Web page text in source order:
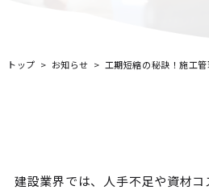
トップ お知らせ
建設業界では、人手不足や資材